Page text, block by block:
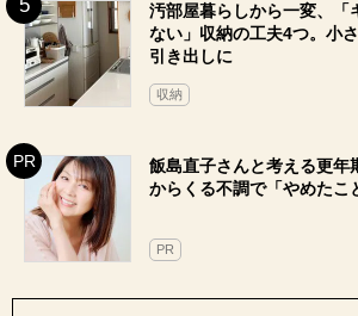
汚部屋暮らしから一変、「
ない」収納の工夫4つ。小
引き出しに
収納
飯島直子さんと考える更年
からくる不調で「やめたこ
PR